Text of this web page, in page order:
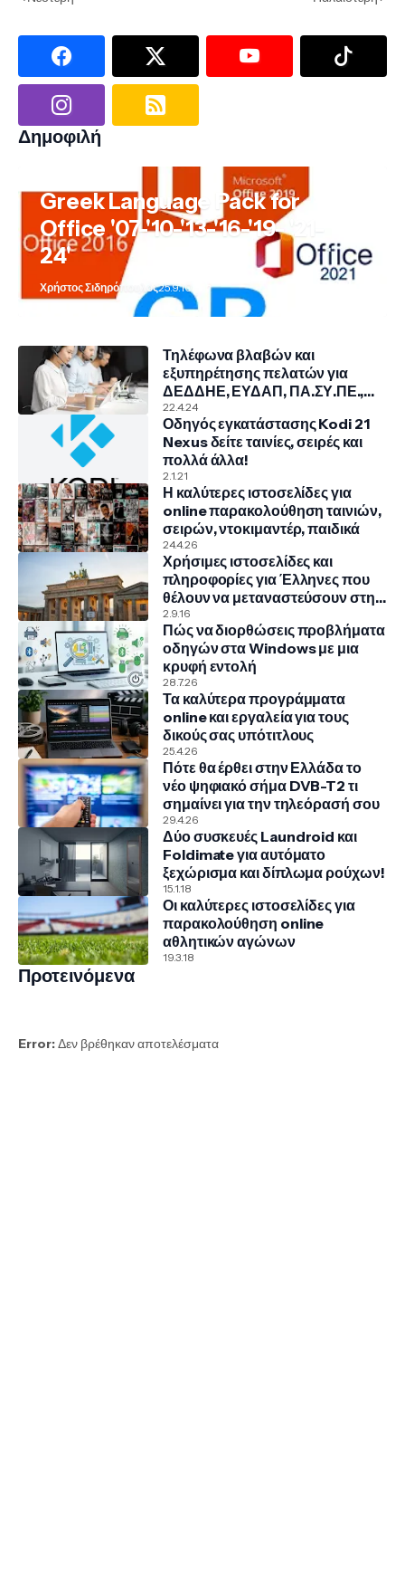
Δημοφιλή
Greek Language Pack for
Office '07-'10-'13-'16-'19- '21-
24'
Χρήστος Σιδηρόπουλος25.9.10
Τηλέφωνα βλαβών και
εξυπηρέτησης πελατών για
ΔΕΔΔΗΕ, ΕΥΔΑΠ, ΠΑ.ΣΥ.ΠΕ.,
COSMOTE, NOVA, VODAFONE
22.4.24
Οδηγός εγκατάστασης Kodi 21
Nexus δείτε ταινίες, σειρές και
πολλά άλλα!
2.1.21
Η καλύτερες ιστοσελίδες για
online παρακολούθηση ταινιών,
σειρών, ντοκιμαντέρ, παιδικά
24.4.26
Χρήσιμες ιστοσελίδες και
πληροφορίες για Έλληνες που
θέλουν να μεταναστεύσουν στην
Γερμανία
2.9.16
Πώς να διορθώσεις προβλήματα
οδηγών στα Windows με μια
κρυφή εντολή
28.7.26
Τα καλύτερα προγράμματα
online και εργαλεία για τους
δικούς σας υπότιτλους
25.4.26
Πότε θα έρθει στην Ελλάδα το
νέο ψηφιακό σήμα DVB-T2 τι
σημαίνει για την τηλεόρασή σου
29.4.26
Δύο συσκευές Laundroid και
Foldimate για αυτόματο
ξεχώρισμα και δίπλωμα ρούχων!
15.1.18
Οι καλύτερες ιστοσελίδες για
παρακολούθηση online
αθλητικών αγώνων
19.3.18
Προτεινόμενα
Error:Δεν βρέθηκαν αποτελέσματα